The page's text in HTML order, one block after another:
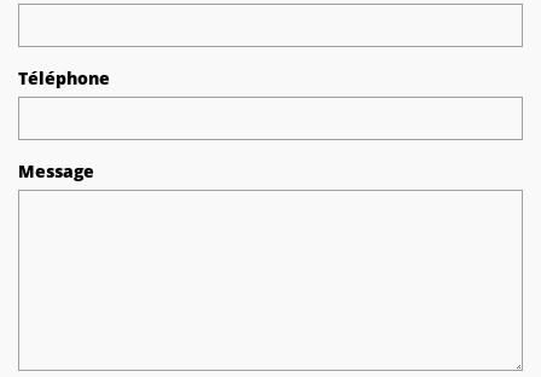
Téléphone
Message